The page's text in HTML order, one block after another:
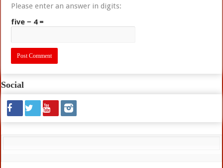
Please enter an answer in digits:
five − 4 =
Social